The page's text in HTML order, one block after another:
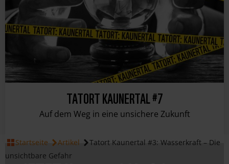
TATORT KAUNERTAL #7
Auf dem Weg in eine unsichere Zukunft
Startseite Artikel
Tatort Kaunertal #3: Wasserkraft – Die
unsichtbare Gefahr